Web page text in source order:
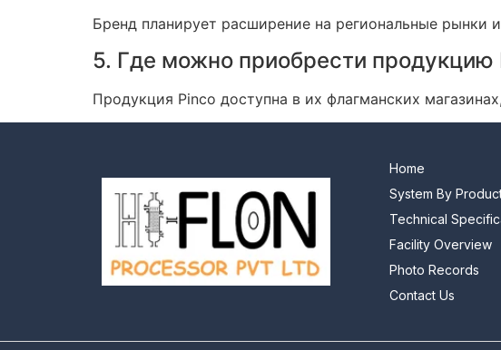
Бренд планирует расширение на региональные рынки
5. Где можно приобрести продукцию
Продукция Pinco доступна в их флагманских
Home
System By
Technical
Facility Overview
Photo Records
Contact Us